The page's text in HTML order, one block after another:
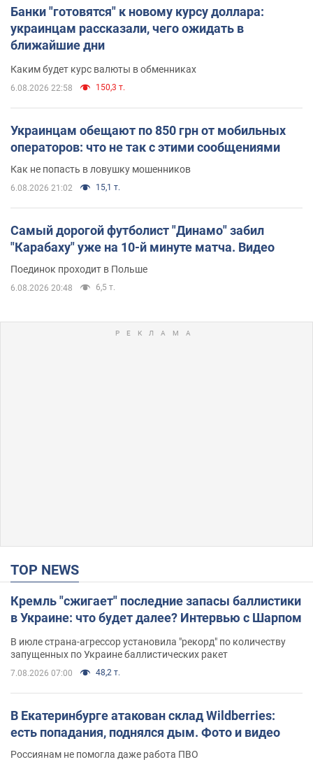
Банки "готовятся" к новому курсу доллара:
украинцам рассказали, чего ожидать в
ближайшие дни
Каким будет курс валюты в обменниках
6.08.2026 22:58 150,3 т.
Украинцам обещают по 850 грн от мобильных
операторов: что не так с этими сообщениями
Как не попасть в ловушку мошенников
6.08.2026 21:02 15,1 т.
Самый дорогой футболист "Динамо" забил
"Карабаху" уже на 10-й минуте матча. Видео
Поединок проходит в Польше
6.08.2026 20:48 6,5 т.
TOP NEWS
Кремль "сжигает" последние запасы баллистики
в Украине: что будет далее? Интервью с Шарпом
В июле страна-агрессор установила "рекорд" по количеству
запущенных по Украине баллистических ракет
7.08.2026 07:00 48,2 т.
В Екатеринбурге атакован склад Wildberries:
есть попадания, поднялся дым. Фото и видео
Россиянам не помогла даже работа ПВО